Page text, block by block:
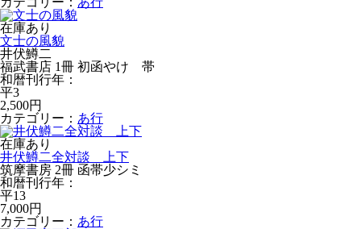
在庫あり
文士の風貌
井伏鱒二
福武書店 1冊 初函やけ 帯
和暦刊行年：
平3
2,500円
カテゴリー： あ行
在庫あり
井伏鱒二全対談 上下
筑摩書房 2冊 函帯少シミ
和暦刊行年：
平13
7,000円
カテゴリー： あ行